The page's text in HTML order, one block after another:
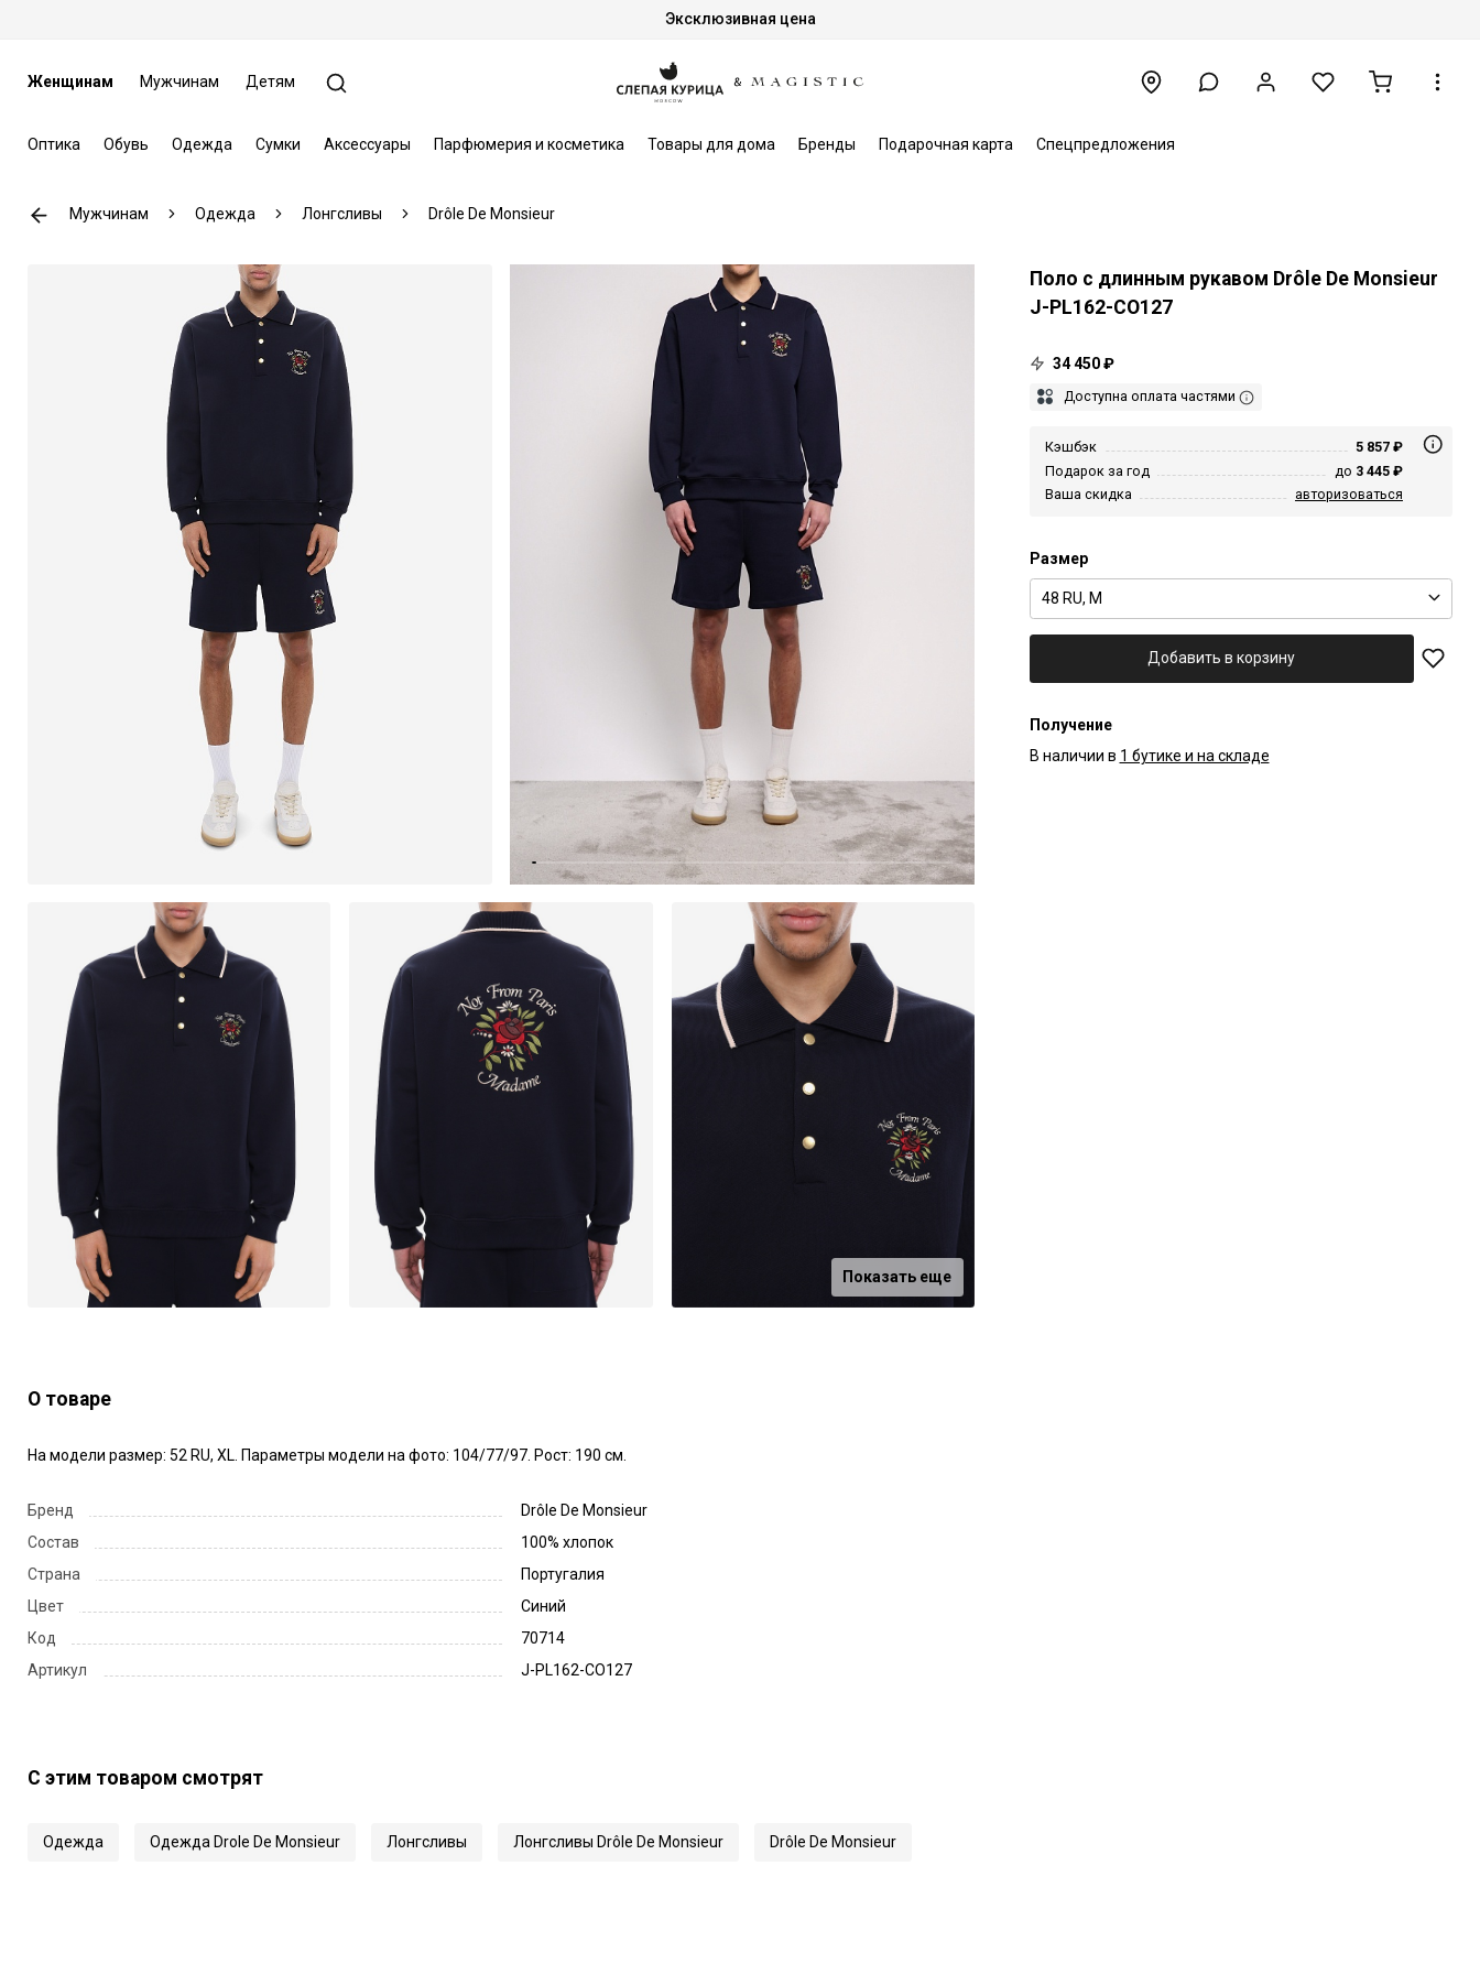
Эксклюзивная цена
Женщинам Мужчинам Детям
Оптика Обувь Одежда Сумки Аксессуары Парфюмерия и косметика Товары для дома Бренды Подарочная карта Спецпредложения
Мужчинам Одежда Лонгсливы Drôle De Monsieur
Показать еще
Поло с длинным рукавом Drôle De Monsieur
J-PL162-CO127
34 450 ₽
Доступна оплата частями
Кэшбэк
5 857 ₽
Подарок за год
до 3 445 ₽
Ваша скидка
авторизоваться
Размер
48 RU, M
Добавить в корзину
Получение
В наличии в 1 бутике и на складе
О товаре
На модели размер: 52 RU, XL. Параметры модели на фото: 104/77/97. Рост: 190 см.
Бренд
Drôle De Monsieur
Состав
100% хлопок
Страна
Португалия
Цвет
Синий
Код
70714
Артикул
J-PL162-CO127
С этим товаром смотрят
Одежда Одежда Drole De Monsieur Лонгсливы Лонгсливы Drôle De Monsieur Drôle De Monsieur